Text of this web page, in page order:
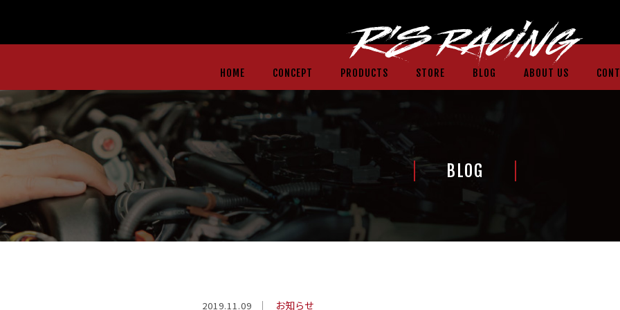
HOME CONCEPT PRODUCTS STORE BLOG ABOUT US
BLOG
2019.11.09 お知らせ